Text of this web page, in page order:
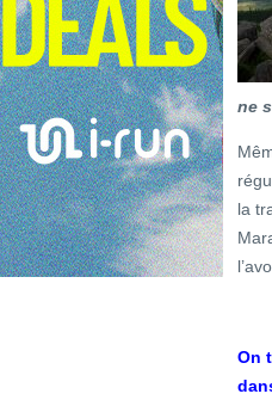
ne
la
On